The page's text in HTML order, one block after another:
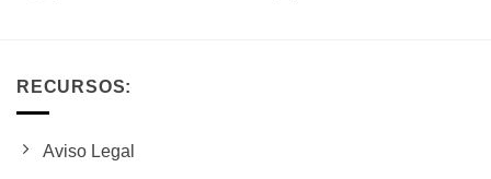
RECURSOS:
Aviso Legal